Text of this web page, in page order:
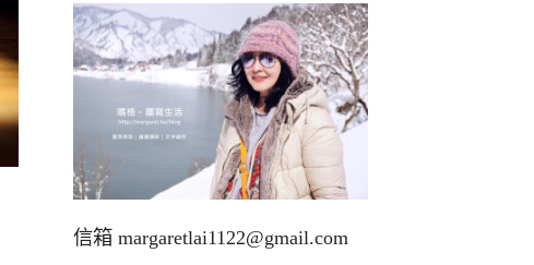
信箱 margaretlai1122@gmail.com